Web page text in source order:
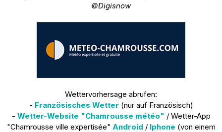
©Digisnow
Wettervorhersage abrufen:
- Französisches Wetter (nur auf Französisch)
- Wetter-Website "Chamrousse météo" / Wetter-App
"Chamrousse ville expertisée" Android / Iphone (von einem